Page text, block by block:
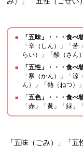
「五味」・・・食
「辛（しん）」「
らい）」「酸（さん
「五性」・・・食
「寒（かん）」「
ん）」「熱（ねつ）
「 五色」・・・食べ
「赤」「黄」「緑」
「五味（ごみ）」「